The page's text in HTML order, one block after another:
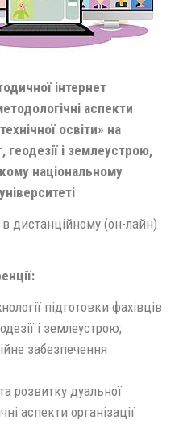
інтернет
аспекти
технічної освіти» на
геодезії і землеустрою,
національному
дистанційному (он-лайн)
підготовки фахівців
і землеустрою;
забезпечення
розвитку дуальної
аспекти організації